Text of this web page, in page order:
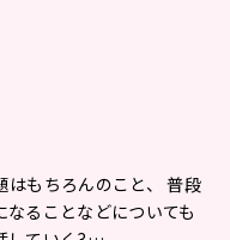
はもちろんのこと、 普段
ることなどについても